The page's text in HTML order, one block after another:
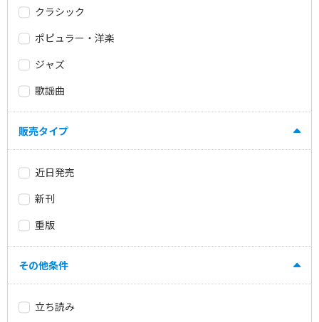
クラシック
ポピュラー・洋楽
ジャズ
歌謡曲
販売タイプ
近日発売
新刊
重版
その他条件
立ち読み